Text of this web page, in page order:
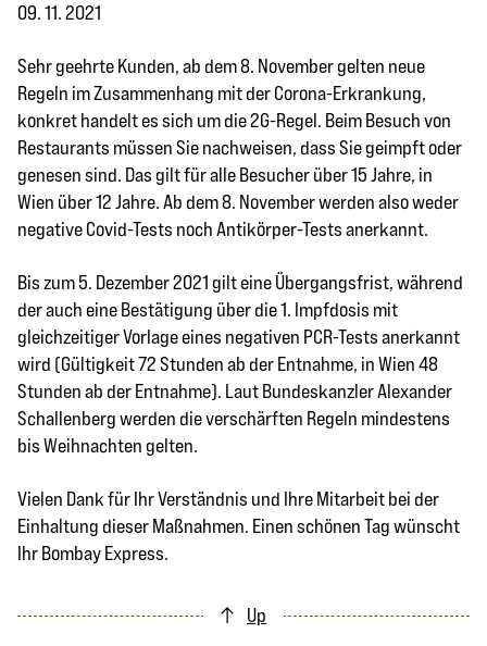
09. 11. 2021
Sehr geehrte Kunden, ab dem 8. November gelten neue
Regeln im Zusammenhang mit der Corona-Erkrankung,
konkret handelt es sich um die 2G-Regel. Beim Besuch von
Restaurants müssen Sie nachweisen, dass Sie geimpft oder
genesen sind. Das gilt für alle Besucher über 15 Jahre, in
Wien über 12 Jahre. Ab dem 8. November werden also weder
negative Covid-Tests noch Antikörper-Tests anerkannt.
Bis zum 5. Dezember 2021 gilt eine Übergangsfrist, während
der auch eine Bestätigung über die 1. Impfdosis mit
gleichzeitiger Vorlage eines negativen PCR-Tests anerkannt
wird (Gültigkeit 72 Stunden ab der Entnahme, in Wien 48
Stunden ab der Entnahme). Laut Bundeskanzler Alexander
Schallenberg werden die verschärften Regeln mindestens
bis Weihnachten gelten.
Vielen Dank für Ihr Verständnis und Ihre Mitarbeit bei der
Einhaltung dieser Maßnahmen. Einen schönen Tag wünscht
Ihr Bombay Express.
Up